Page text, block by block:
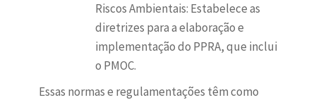
Riscos Ambientais: Estabelece as
diretrizes para a elaboração e
implementação do PPRA, que inclui
o PMOC.
Essas normas e regulamentações têm como